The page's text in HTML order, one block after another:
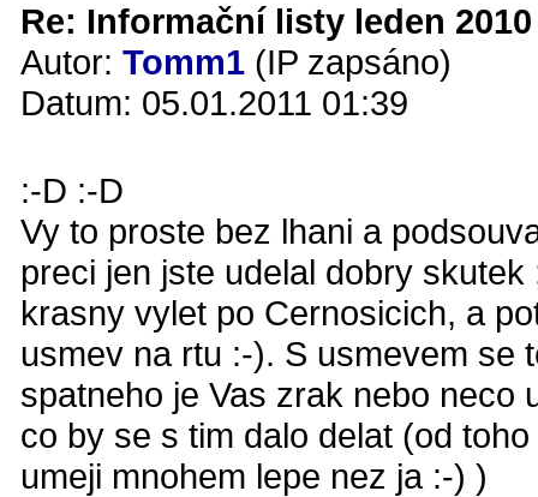
Re: Informační listy leden
Autor: Tomm1 (IP zapsáno)
Datum: 05.01.2011 01:39
:-D :-D
Vy to proste bez lhani a
preci jen jste udelal dobry
krasny vylet po Cernosicich, a
usmev na rtu :-). S usmevem se
spatneho je Vas zrak nebo neco
co by se s tim dalo delat (od
umeji mnohem lepe nez ja :-) )